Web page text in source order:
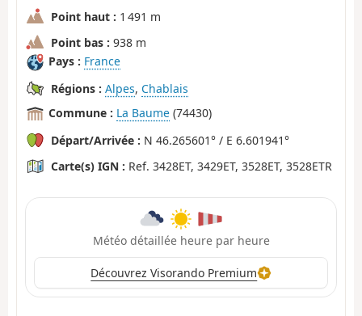
Point haut : 1 491 m
Point bas : 938 m
Pays : France
Régions : Alpes, Chablais
Commune : La Baume (74430)
Départ/Arrivée : N 46.265601° / E 6.601941°
Carte(s) IGN : Ref. 3428ET, 3429ET, 3528ET, 3528ETR
Météo détaillée heure par heure
Découvrez Visorando Premium